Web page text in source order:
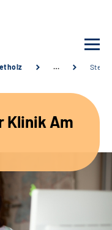
…
Klinik Am